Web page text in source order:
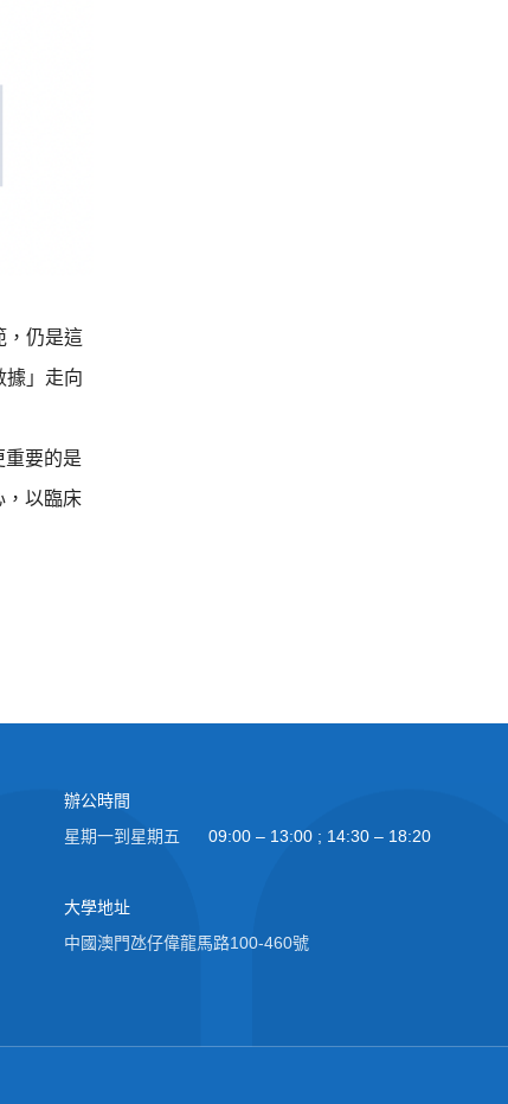
，仍是這
」走向
要的是
以臨床
辦公時間
星期一到星期五
09:00 – 13:00 ; 14:30 – 18:20
大學地址
中國澳門氹仔偉龍馬路100-460號